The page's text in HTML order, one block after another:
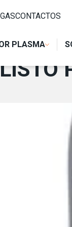
PLASMA
CONTACTOS